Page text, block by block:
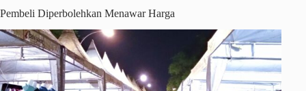
Pembeli Diperbolehkan Menawar Harga